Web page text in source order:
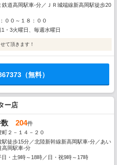
鉄道高岡駅車-分／ＪＲ城端線新高岡駅徒歩20
００～１８：００
1・3火曜日、毎週水曜日
て頂きます！
（無料）
ー店
204件
２－１４－２０
駅徒歩15分／北陸新幹線新高岡駅車-分／あい
高岡駅車-分
日・土9時～18時／日・祝9時～17時